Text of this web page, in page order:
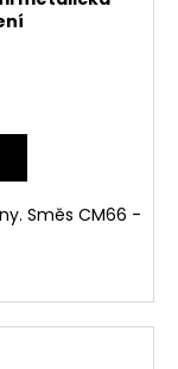
Směs CM66 -